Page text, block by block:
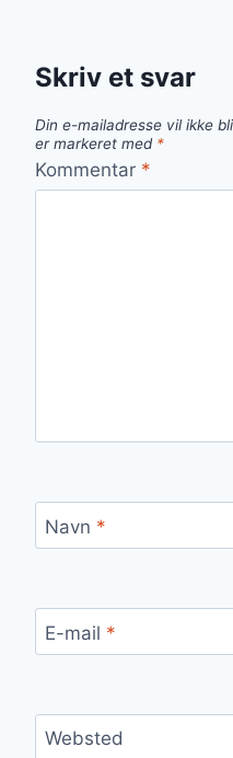
Skriv et svar
Din e-mailadresse vil ikke
er markeret med *
Kommentar *
Navn *
E-mail *
Websted